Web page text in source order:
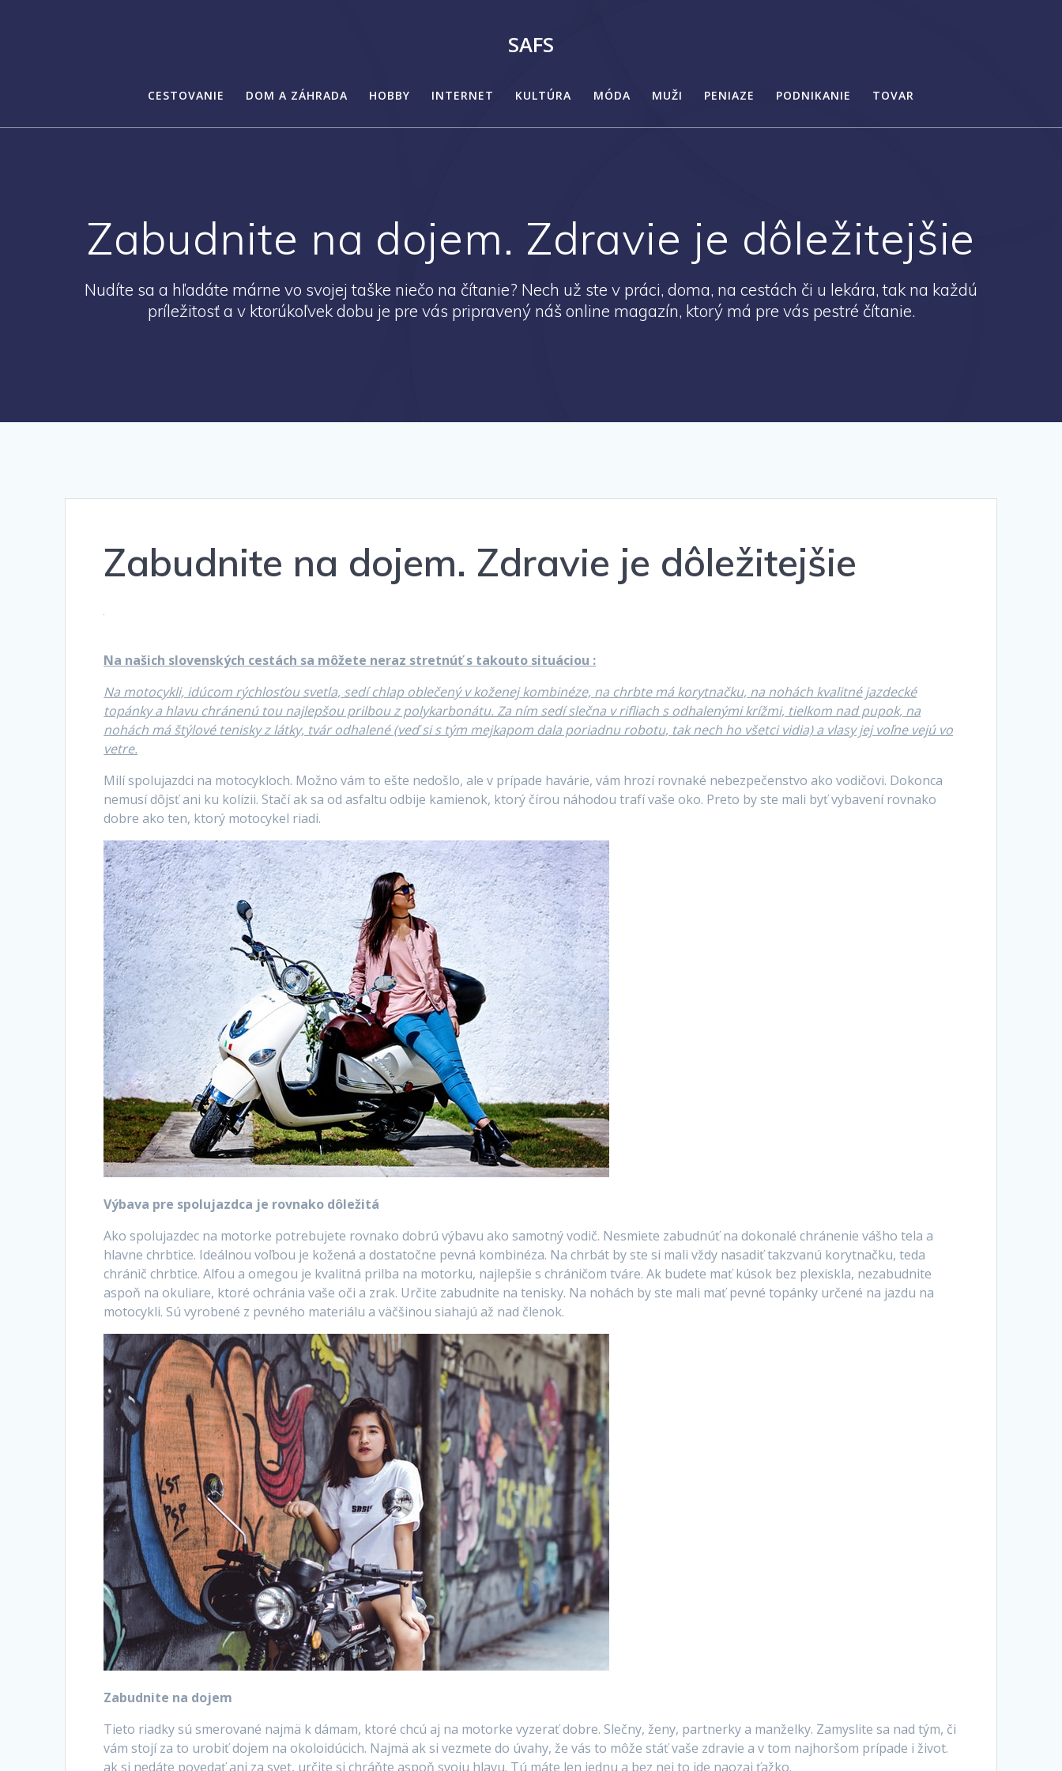
SAFS
CESTOVANIE DOM A ZÁHRADA HOBBY INTERNET KULTÚRA MÓDA MUŽI PENIAZE PODNIKANIE TOVAR
Zabudnite na dojem. Zdravie je dôležitejšie
Nudíte sa a hľadáte márne vo svojej taške niečo na čítanie? Nech už ste v práci, doma, na cestách či u lekára, tak na každú
príležitosť a v ktorúkoľvek dobu je pre vás pripravený náš online magazín, ktorý má pre vás pestré čítanie.
Zabudnite na dojem. Zdravie je dôležitejšie
Na našich slovenských cestách sa môžete neraz stretnúť s takouto situáciou :
Na motocykli, idúcom rýchlosťou svetla, sedí chlap oblečený v koženej kombinéze, na chrbte má korytnačku, na nohách kvalitné jazdecké
topánky a hlavu chránenú tou najlepšou prilbou z polykarbonátu. Za ním sedí slečna v rifliach s odhalenými krížmi, tielkom nad pupok, na
nohách má štýlové tenisky z látky, tvár odhalené (veď si s tým mejkapom dala poriadnu robotu, tak nech ho všetci vidia) a vlasy jej voľne vejú vo
vetre.
Milí spolujazdci na motocykloch. Možno vám to ešte nedošlo, ale v prípade havárie, vám hrozí rovnaké nebezpečenstvo ako vodičovi. Dokonca
nemusí dôjsť ani ku kolízii. Stačí ak sa od asfaltu odbije kamienok, ktorý čírou náhodou trafí vaše oko. Preto by ste mali byť vybavení rovnako
dobre ako ten, ktorý motocykel riadi.
Výbava pre spolujazdca je rovnako dôležitá
Ako spolujazdec na motorke potrebujete rovnako dobrú výbavu ako samotný vodič. Nesmiete zabudnúť na dokonalé chránenie vášho tela a
hlavne chrbtice. Ideálnou voľbou je kožená a dostatočne pevná kombinéza. Na chrbát by ste si mali vždy nasadiť takzvanú korytnačku, teda
chránič chrbtice. Alfou a omegou je kvalitná prilba na motorku, najlepšie s chráničom tváre. Ak budete mať kúsok bez plexiskla, nezabudnite
aspoň na okuliare, ktoré ochránia vaše oči a zrak. Určite zabudnite na tenisky. Na nohách by ste mali mať pevné topánky určené na jazdu na
motocykli. Sú vyrobené z pevného materiálu a väčšinou siahajú až nad členok.
Zabudnite na dojem
Tieto riadky sú smerované najmä k dámam, ktoré chcú aj na motorke vyzerať dobre. Slečny, ženy, partnerky a manželky. Zamyslite sa nad tým, či
vám stojí za to urobiť dojem na okoloidúcich. Najmä ak si vezmete do úvahy, že vás to môže stáť vaše zdravie a v tom najhoršom prípade i život.
ak si nedáte povedať ani za svet, určite si chráňte aspoň svoju hlavu. Tú máte len jednu a bez nej to ide naozaj ťažko.